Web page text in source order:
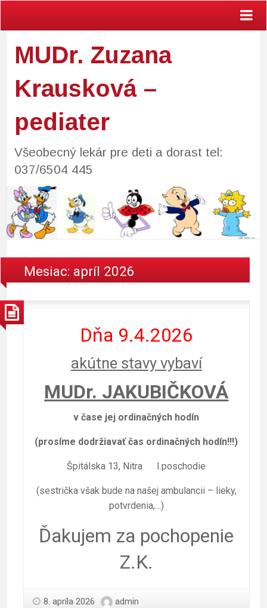
MUDr. Zuzana
Krausková –
pediater
Všeobecný lekár pre deti a dorast tel:
037/6504 445
Mesiac: apríl 2026
Dňa 9.4.2026
akútne stavy vybaví
MUDr. JAKUBIČKOVÁ
v čase jej ordinačných hodín
(prosíme dodržiavať čas ordinačných hodín!!!)
Špitálska 13, Nitra I.poschodie
(sestrička však bude na našej ambulancii – lieky,
potvrdenia,…)
Ďakujem za pochopenie
Z.K.
8. apríla 2026 admin